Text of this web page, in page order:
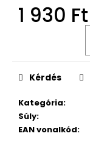
1 930 Ft
Kategória:
Súly:
EAN vonalkód:
Kérdés